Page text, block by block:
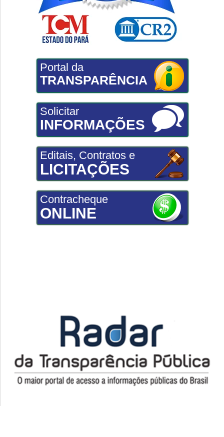
Portal da
TRANSPARÊNCIA
Solicitar
INFORMAÇÕES
Editais, Contratos e
LICITAÇÕES
Contracheque
ONLINE